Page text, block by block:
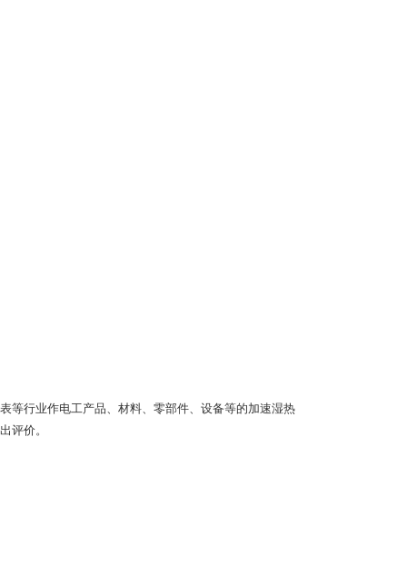
等行业作电工产品、材料、零部件、设备等的加速湿热
评价。